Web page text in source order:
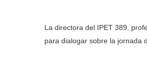
La directora del IPET 389,
para dialogar sobre la jornada